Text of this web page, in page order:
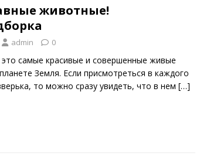
животные!
admin 0
самые красивые и совершенные живые
Земля. Если присмотреться в каждого
то можно сразу увидеть, что в нем […]